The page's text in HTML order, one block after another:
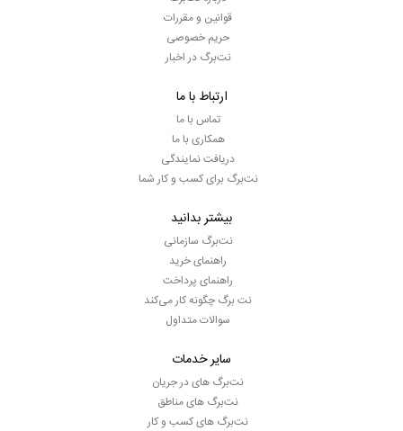
قوانین و مقررات
حریم خصوصی
نت‌برگ در اخبار
ارتباط با ما
تماس با ما
همکاری با ما
دریافت نمایندگی
نت‌برگ برای کسب و کار شما
بیشتر بدانید
نت‌برگ سازمانی
راهنمای خرید
راهنمای پرداخت
نت برگ چگونه کار می‌کند
سوالات متداول
سایر خدمات
نت‌برگ های در جریان
نت‌برگ های مناطق
نت‌برگ های کسب و کار